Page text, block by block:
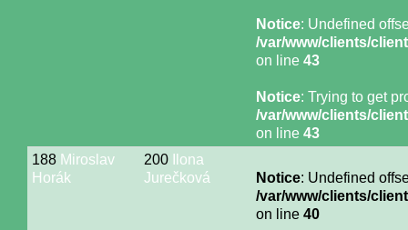
Notice: Undefined
/var/www/clients/
on line 43
Notice: Trying to get
/var/www/clients/
on line 43
188 Miroslav
Horák
200
Ilona
Jurečková
Notice: Undefined
/var/www/clients/
on line 40